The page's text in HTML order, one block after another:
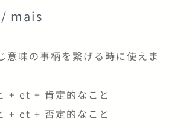
緒に
mais
意味の事柄を繋げる時に使えま
+ et + 肯定的なこと
+ et + 否定的なこと